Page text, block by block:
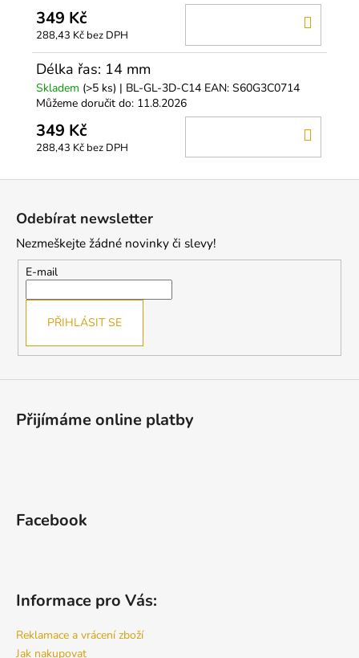
349 Kč
288,43 Kč bez DPH
Délka řas: 14 mm
Skladem (>5 ks) | BL-GL-3D-C14 EAN: S60G3C0714
Můžeme doručit do: 11.8.2026
349 Kč
288,43 Kč bez DPH
Odebírat newsletter
Nezmeškejte žádné novinky či slevy!
E-mail
PŘIHLÁSIT SE
Přijímáme online platby
Facebook
Informace pro Vás:
Reklamace a vrácení zboží
Jak nakupovat